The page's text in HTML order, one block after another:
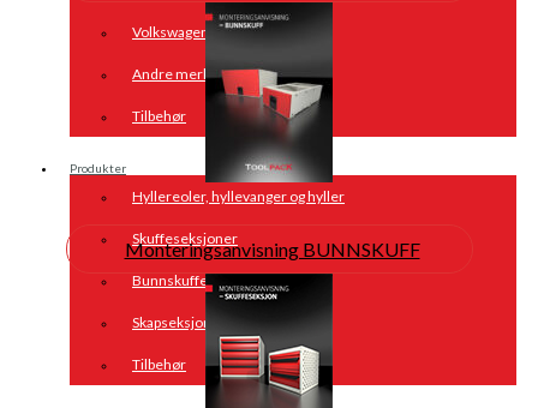
Volkswagen
Andre merker
Tilbehør
Produkter
Hyllereoler, hyllevanger og hyller
Skuffeseksjoner
Bunnskuffer
Skapseksjoner
Tilbehør
Monteringsanvisning BUNNSKUFF